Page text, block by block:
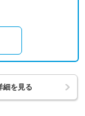
細を見る